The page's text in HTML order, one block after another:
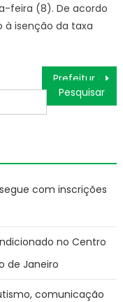
feira (8). De acordo
à isenção da taxa
Prefeitura promove processo seletivo com 100 vagas no Mercado Livre nesta quarta-feira (3) – Agência de Notícias
com inscrições
no Centro
de Janeiro
comunicação